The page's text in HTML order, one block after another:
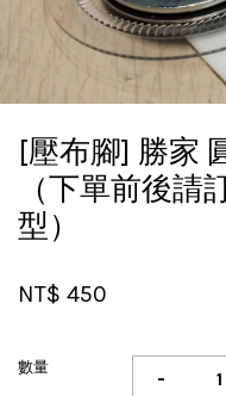
[壓布腳] 勝家
（下單前後請
型）
NT$ 450
數量 -